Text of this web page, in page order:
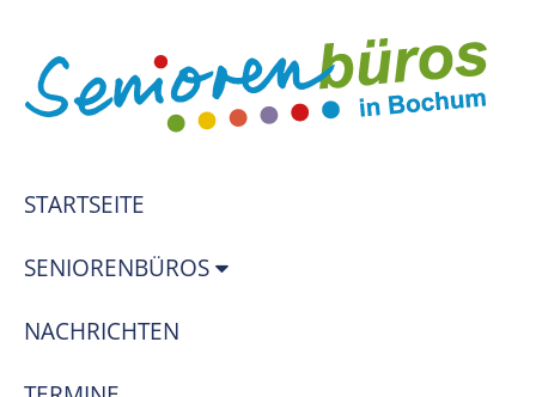
STARTSEITE
SENIORENBÜROS
NACHRICHTEN